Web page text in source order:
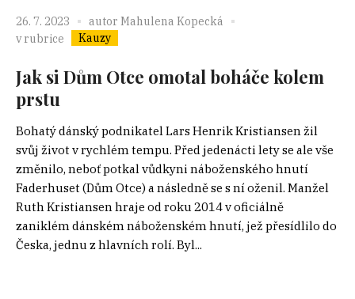
26. 7. 2023 autor Mahulena Kopecká
v rubrice
Kauzy
Jak si Dům Otce omotal boháče kolem
prstu
Bohatý dánský podnikatel Lars Henrik Kristiansen žil
svůj život v rychlém tempu. Před jedenácti lety se ale vše
změnilo, neboť potkal vůdkyni náboženského hnutí
Faderhuset (Dům Otce) a následně se s ní oženil. Manžel
Ruth Kristiansen hraje od roku 2014 v oficiálně
zaniklém dánském náboženském hnutí, jež přesídlilo do
Česka, jednu z hlavních rolí. Byl...